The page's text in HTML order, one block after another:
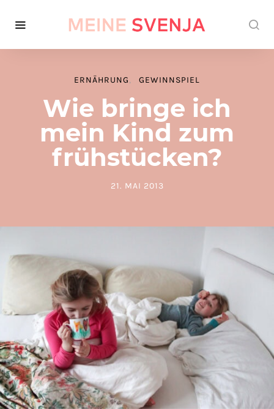
ERNÄHRUNG GEWINNSPIEL
Wie bringe ich
mein Kind zum
frühstücken?
POSTED ON
21. MAI 2013